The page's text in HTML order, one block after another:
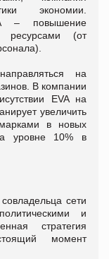
экономии.
– повышение
ресурсами (от
на
В компании
EVA на
увеличить
в новых
уровне 10% в
сети
и
стратегия
момент